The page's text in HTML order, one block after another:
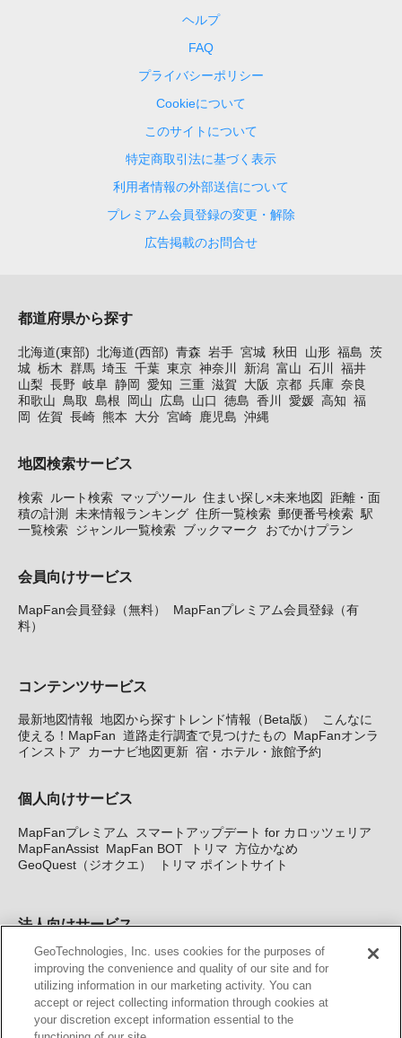
ヘルプ
FAQ
プライバシーポリシー
Cookieについて
このサイトについて
特定商取引法に基づく表示
利用者情報の外部送信について
プレミアム会員登録の変更・解除
広告掲載のお問合せ
都道府県から探す
北海道(東部) 北海道(西部) 青森 岩手 宮城 秋田 山形 福島 茨
城 栃木 群馬 埼玉 千葉 東京 神奈川 新潟 富山 石川
福井
山梨 長野 岐阜 静岡 愛知 三重 滋賀 大阪 京都 兵庫 奈良
和歌山
鳥取 島根 岡山 広島 山口 徳島 香川 愛媛 高知 福
岡
佐賀 長崎 熊本 大分 宮崎 鹿児島 沖縄
地図検索サービス
検索 ルート検索 マップツール 住まい探し×未来地図
距離・面
積の計測 未来情報ランキング 住所一覧検索 郵便番号検索 駅
一覧検索 ジャンル一覧検索 ブックマーク おでかけプラン
会員向けサービス
MapFan会員登録（無料）
MapFanプレミアム会員登録（有
料）
コンテンツサービス
最新地図情報 地図から探すトレンド情報（Beta版）
こんなに
使える！MapFan 道路走行調査で見つけたもの MapFanオンラ
インストア
カーナビ地図更新 宿・ホテル・旅館予約
個人向けサービス
MapFanプレミアム
スマートアップデート for カロッツェリア
MapFanAssist MapFan BOT トリマ 方位かなめ
GeoQuest（ジオクエ）
トリマ ポイントサイト
法人向けサービス
法人向け地図・位置情報サービス WEBサイト・システム向け地
図API Windows PC向け地図開発キット MapFan DB 住所確認
サービス
MAP WORLD+ トリマ広告 Geo-Research
GeoTechnologies, Inc. uses cookies for the purposes of
improving the convenience and quality of our site and for
utilizing information in our marketing activity. You can
accept or reject collecting information through cookies at
your discretion except information essential to the